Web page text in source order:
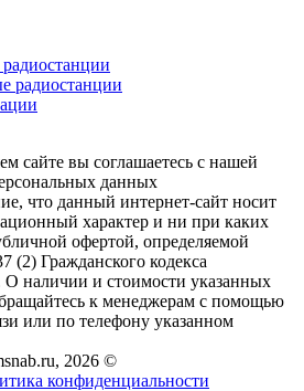
радиостанции
сайте вы соглашаетесь с нашей
данных
что данный интернет-сайт носит
характер и ни при каких
офертой, определяемой
(2) Гражданского кодекса
наличии и стоимости указанных
к менеджерам с помощью
или по телефону указанном
2026 ©
конфиденциальности